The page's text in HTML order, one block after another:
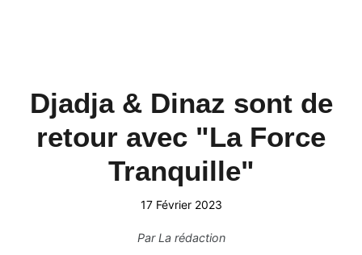
Djadja & Dinaz sont de
retour avec "La Force
Tranquille"
17 Février 2023
ParLa rédaction